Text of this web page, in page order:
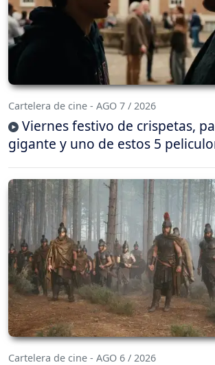
Cartelera de cine - AGO 7 / 2026
Viernes festivo de crispetas,
gigante y uno de estos 5
Cartelera de cine - AGO 6 / 2026